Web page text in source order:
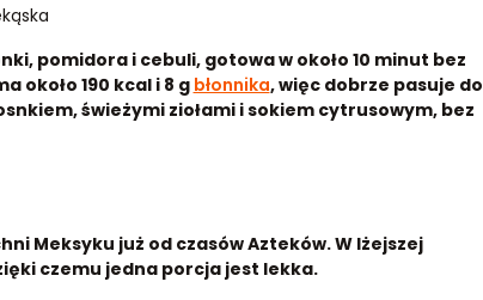
pomidora i cebuli, gotowa w około 10 minut bez
około 190 kcal i 8 g błonnika, więc dobrze pasuje do
świeżymi ziołami i sokiem cytrusowym, bez
Meksyku już od czasów Azteków. W lżejszej
czemu jedna porcja jest lekka.